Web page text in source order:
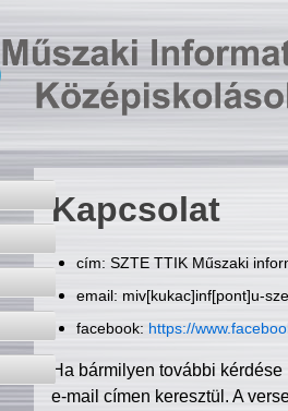
Kapcsolat
cím: SZTE TTIK Műszaki
email: miv[kukac]inf[pont]u-
facebook: https://
Ha bármilyen további
e-mail címen keresztül. A